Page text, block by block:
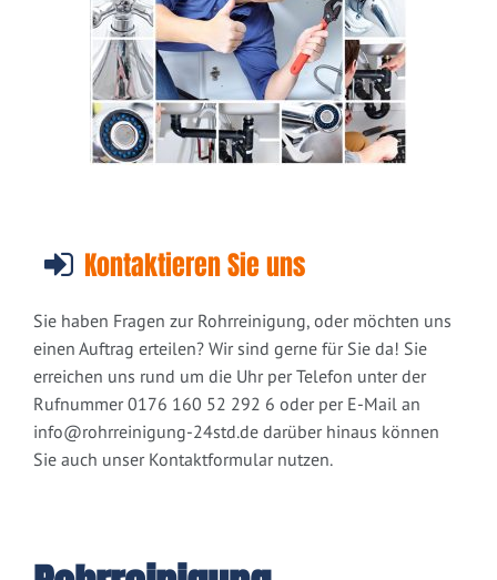
Kontaktieren Sie uns
Sie haben Fragen zur Rohrreinigung, oder möchten uns
einen Auftrag erteilen? Wir sind gerne für Sie da! Sie
erreichen uns rund um die Uhr per Telefon unter der
Rufnummer 0176 160 52 292 6 oder per E-Mail an
info@rohrreinigung-24std.de darüber hinaus können
Sie auch unser Kontaktformular nutzen.